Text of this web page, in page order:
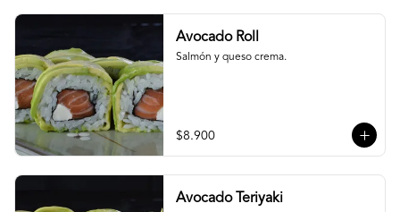
Avocado Roll
Salmón y queso crema.
$8.900
Avocado Teriyaki